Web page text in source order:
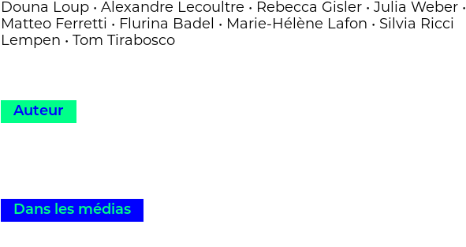
Douna Loup • Alexandre Lecoultre • Rebecca Gisler • Julia Weber •
Matteo Ferretti • Flurina Badel • Marie-Hélène Lafon • Silvia Ricci
Lempen • Tom Tirabosco
Auteur
Dans les médias